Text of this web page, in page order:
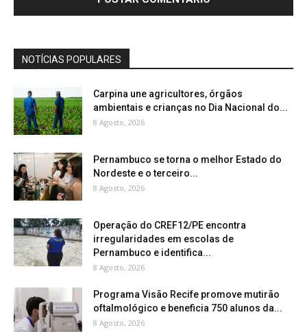
NOTÍCIAS POPULARES
Carpina une agricultores, órgãos
ambientais e crianças no Dia Nacional do...
8 Agosto, 2026
Pernambuco se torna o melhor Estado do
Nordeste e o terceiro...
8 Agosto, 2026
Operação do CREF12/PE encontra
irregularidades em escolas de
Pernambuco e identifica...
8 Agosto, 2026
Programa Visão Recife promove mutirão
oftalmológico e beneficia 750 alunos da...
8 Agosto, 2026